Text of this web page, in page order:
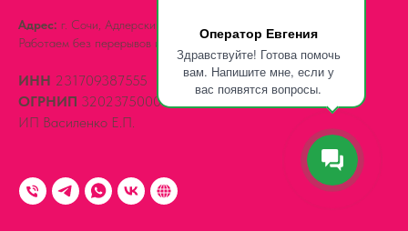
Оператор Евгения
Здравствуйте! Готова помочь
вам. Напишите мне, если у
вас появятся вопросы.
Адрес: г. Сочи, Адлерский район,
Работаем без перерывов и выходных.
ИНН 231709387555
ОГРНИП 320237500061539
ИП Василенко Е.П.